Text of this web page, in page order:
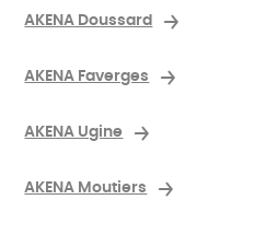
AKENA Doussard
AKENA Faverges
AKENA Ugine
AKENA Moutiers